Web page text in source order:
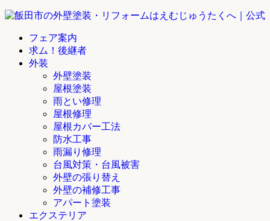
フェア案内
求ム！後継者
外装
外壁塗装
屋根塗装
雨とい修理
屋根修理
屋根カバー工法
防水工事
雨漏り修理
台風対策・台風被害
外壁の張り替え
外壁の補修工事
アパート塗装
エクステリア